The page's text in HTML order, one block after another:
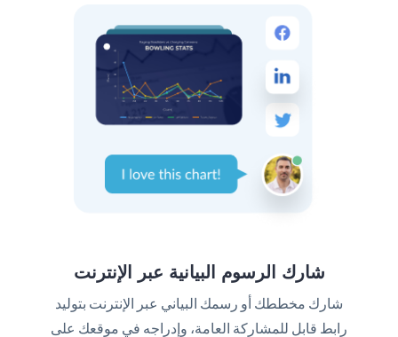
شارك الرسوم البيانية عبر الإنترنت
شارك مخططك أو رسمك البياني عبر الإنترنت بتوليد
رابط قابل للمشاركة العامة، وإدراجه في موقعك على